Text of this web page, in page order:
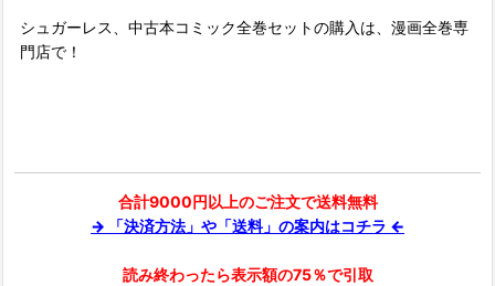
シュガーレス、中古本コミック全巻セットの購入は、漫画全巻専
門店で！
合計9000円以上のご注文で送料無料
→ 「決済方法」や「送料」の案内はコチラ ←
読み終わったら表示額の75％で引取